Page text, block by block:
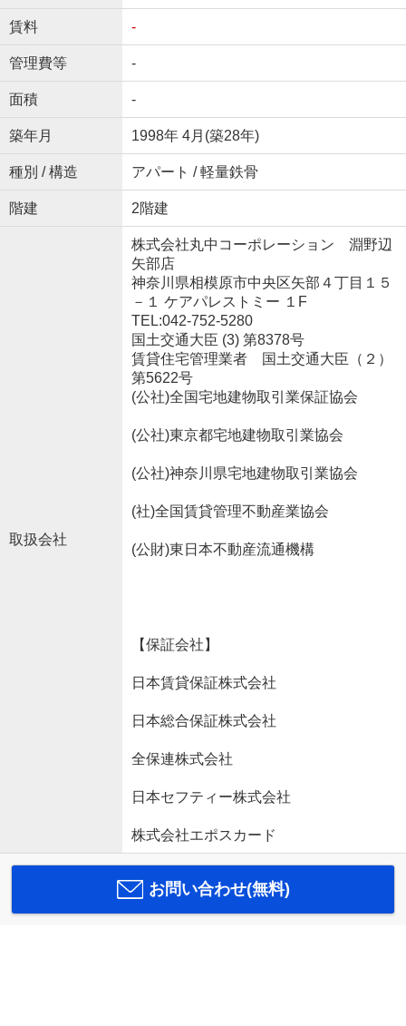
賃料 -
管理費等 -
面積 -
築年月 1998年 4月(築28年)
種別 / 構造 アパート / 軽量鉄骨
階建 2階建
取扱会社
株式会社丸中コーポレーション 淵野辺
矢部店
神奈川県相模原市中央区矢部４丁目１５
－１ ケアパレストミー １F
TEL:042-752-5280
国土交通大臣 (3) 第8378号
賃貸住宅管理業者 国土交通大臣（２）
第5622号
(公社)全国宅地建物取引業保証協会
(公社)東京都宅地建物取引業協会
(公社)神奈川県宅地建物取引業協会
(社)全国賃貸管理不動産業協会
(公財)東日本不動産流通機構
【保証会社】
日本賃貸保証株式会社
日本総合保証株式会社
全保連株式会社
日本セフティー株式会社
株式会社エポスカード
お問い合わせ(無料)